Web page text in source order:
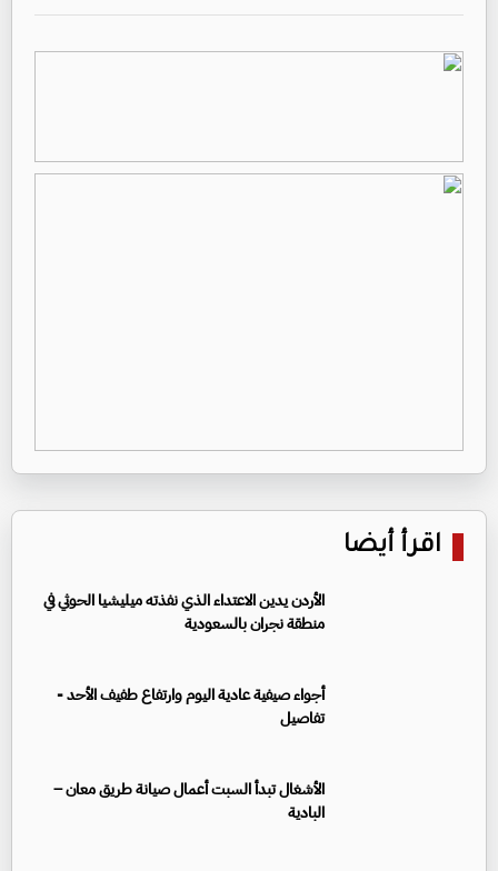
اقرأ أيضا
الأردن يدين الاعتداء الذي نفذته ميليشيا الحوثي في
منطقة نجران بالسعودية
أجواء صيفية عادية اليوم وارتفاع طفيف الأحد -
تفاصيل
الأشغال تبدأ السبت أعمال صيانة طريق معان –
البادية